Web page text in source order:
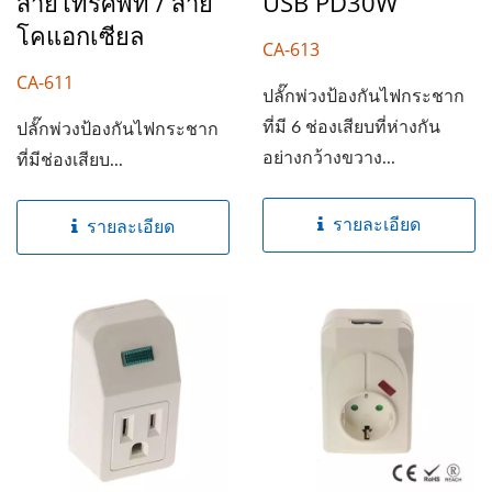
โคแอกเซียล
CA-611
ปลั๊กพ่วงป้องกันไฟกระชาก
ที่มีช่องเสียบ...
รายละเอียด
CA-613
ปลั๊กพ่วงป้องกันไฟกระชาก
ที่มี 6 ช่องเสียบที่ห่างกัน
อย่างกว้างขวาง...
รายละเอียด